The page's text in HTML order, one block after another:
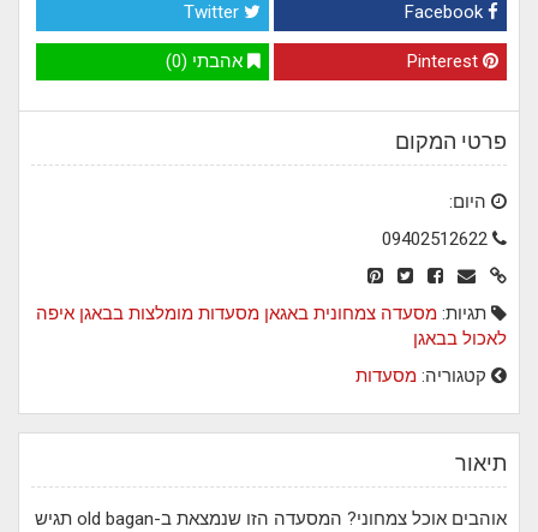
Twitter
אהבתי (0)
פרטי המקום
היום:
09402512622
תגיות: מסעדה צמחונית באגאן מסעדות מומלצות בבאגן איפה
לאכול בבאגן
קטגוריה: מסעדות
תיאור
אוהבים אוכל צמחוני? המסעדה הזו שנמצאת ב-old bagan תגיש